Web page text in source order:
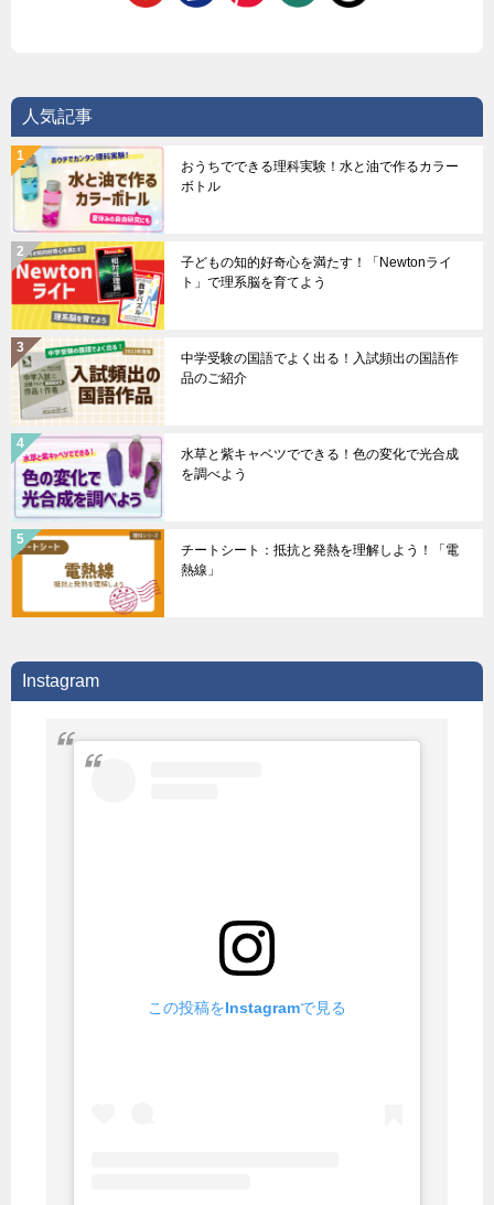
人気記事
おうちでできる理科実験！水と油で作るカラー
ボトル
子どもの知的好奇心を満たす！「Newtonライ
ト」で理系脳を育てよう
中学受験の国語でよく出る！入試頻出の国語作
品のご紹介
水草と紫キャベツでできる！色の変化で光合成
を調べよう
チートシート：抵抗と発熱を理解しよう！「電
熱線」
Instagram
この投稿をInstagramで見る